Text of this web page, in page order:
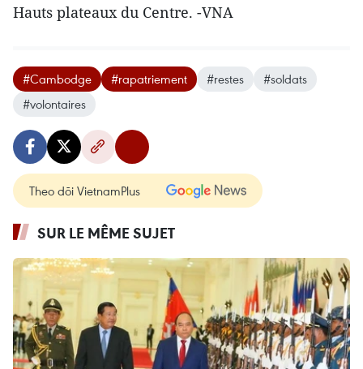
Hauts plateaux du Centre. -VNA
#Cambodge #rapatriement #restes
#soldats
#volontaires
Theo dõi VietnamPlus
SUR LE MÊME SUJET